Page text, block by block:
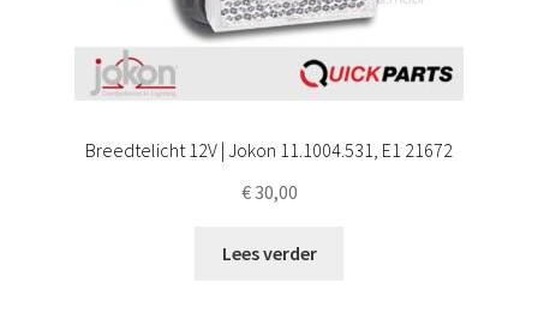
Breedtelicht 12V | Jokon 11.1004.531, E1 21672
€30,00
Lees verder